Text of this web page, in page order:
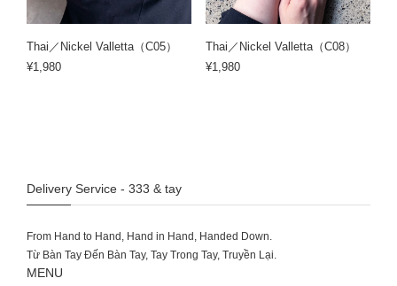
Thai／Nickel Valletta（C05）
¥1,980
Thai／Nickel Valletta（C08）
¥1,980
Delivery Service - 333 & tay
From Hand to Hand, Hand in Hand, Handed Down.
MENU